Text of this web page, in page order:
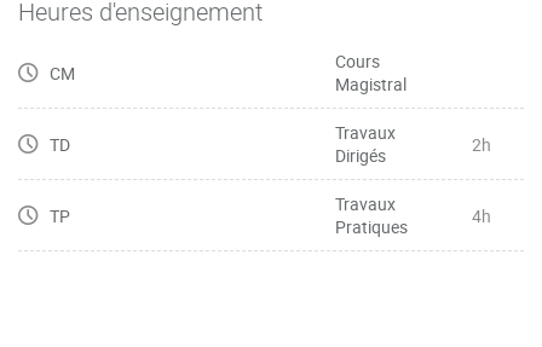
Heures d'enseignement
CM
Cours
Magistral
TD
Travaux
Dirigés
2h
TP
Travaux
Pratiques
4h